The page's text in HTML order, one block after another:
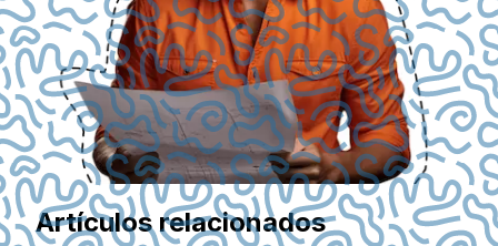
Artículos relacionados